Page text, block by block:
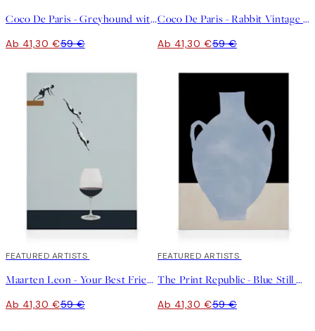
Coco De Paris - Greyhound with Wine Glass Leinwandbild
Ab 41,30 €59 €
Coco De Paris - Rabbit Vintage Man Leinwandbild
Ab 41,30 €59 €
30%*
FEATURED ARTISTS
Maarten Leon - Your Best Friends Forget You Get Old Leinwandbild
Ab 41,30 €59 €
30%*
FEATURED ARTISTS
The Print Republic - Blue Still Life Poster No1 Leinwandbild
Ab 41,30 €59 €